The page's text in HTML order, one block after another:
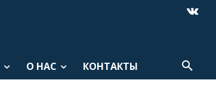
О НАС КОНТАКТЫ